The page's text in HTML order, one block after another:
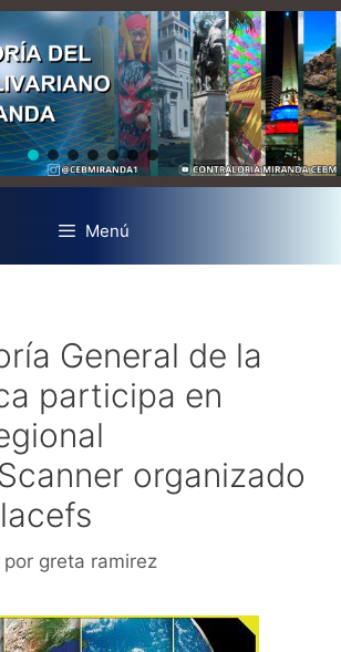
Menú
General de la
participa en
organizado
por greta ramirez